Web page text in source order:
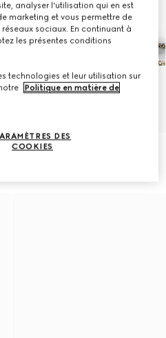
analyser l'utilisation qui en est
marketing et vous permettre de
sociaux. En continuant à
les présentes conditions
technologies et leur utilisation sur
Politique en matière de
DES
COOKIES